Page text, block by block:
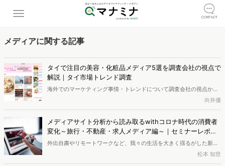
メディアに関する記事
タイで注目の美容・化粧品メディア5選を調査会社の視点で
解説｜タイ市場トレンド調査
海外でのマーケティング事情・トレンドについて調査会社の視点から
解説する企画。今回のテーマはタイのコスメメディアです。ヴァリュ
ーズで海外調査を担当するコンサルタントが、タイの化粧品のネット
事情を解説します。
向井優
メディアサイト分析から読み取るwithコロナ時代の消費者
変化～旅行・不動産・求人メディア編～｜セミナーレポー
ト
外出自粛やリモートワークなど、我々の生活を大きく揺るがした新型
コロナウイルス。「ウィズコロナ」という言葉も浸透し、新しい生活
様式が定着しつつあります。メディアでは感染状況や対策と合わせて
松本 知世